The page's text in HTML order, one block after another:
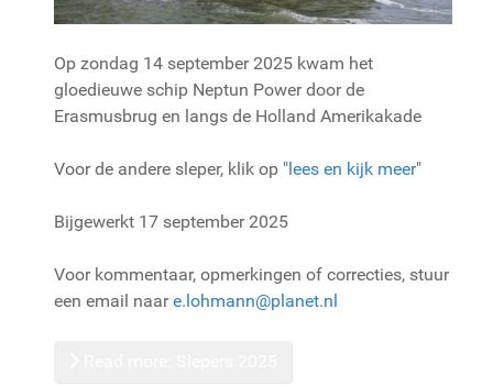
Op zondag 14 september 2025 kwam het
gloedieuwe schip Neptun Power door de
Erasmusbrug en langs de Holland Amerikakade
Voor de andere sleper, klik op " lees en kijk meer"
Bijgewerkt 17 september 2025
Voor kommentaar, opmerkingen of correcties, stuur
een email naare.lohmann@planet.nl